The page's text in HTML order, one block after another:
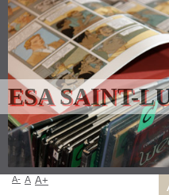
ESA SAINT-
A- A A+